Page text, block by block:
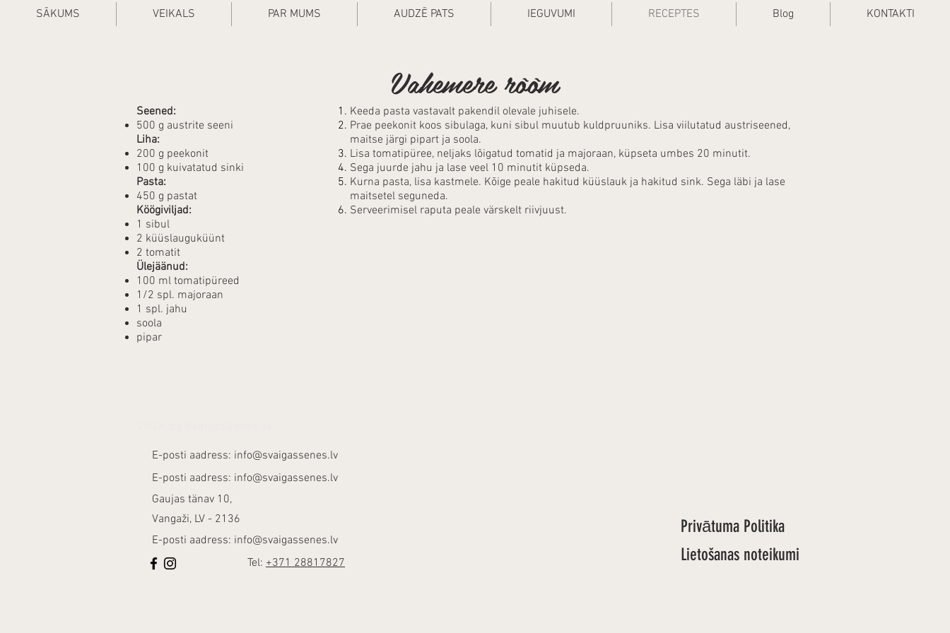
SĀKUMS VEIKALS PAR MUMS AUDZĒ PATS IEGUVUMI RECEPTES Blog KONTAKTI
Vahemere rõõm
Seened:
500 g austrite seeni
Liha:
200 g peekonit
100 g kuivatatud sinki
Pasta:
450 g pastat
Köögiviljad:
1 sibul
2 küüslauguküünt
2 tomatit
Ülejäänud:
100 ml tomatipüreed
1/2 spl. majoraan
1 spl. jahu
soola
pipar
Keeda pasta vastavalt pakendil olevale juhisele.
Prae peekonit koos sibulaga, kuni sibul muutub kuldpruuniks. Lisa viilutatud austriseened,
maitse järgi pipart ja soola.
Lisa tomatipüree, neljaks lõigatud tomatid ja majoraan, küpseta umbes 20 minutit.
Sega juurde jahu ja lase veel 10 minutit küpseda.
Kurna pasta, lisa kastmele. Kõige peale hakitud küüslauk ja hakitud sink. Sega läbi ja lase
maitsetel seguneda.
Serveerimisel raputa peale värskelt riivjuust.
E-posti aadress: info@svaigassenes.lv
E-posti aadress: info@svaigassenes.lv
Gaujas tänav 10,
Vangaži, LV - 2136
E-posti aadress: info@svaigassenes.lv
Tel: +371 28817827
Privātuma Politika
Lietošanas noteikumi